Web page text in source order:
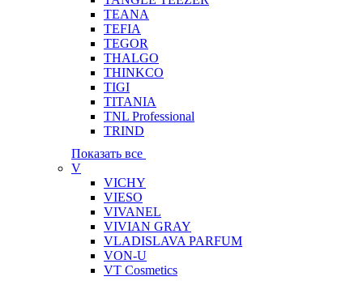
TEANA
TEFIA
TEGOR
THALGO
THINKCO
TIGI
TITANIA
TNL Professional
TRIND
Показать все
V
VICHY
VIESO
VIVANEL
VIVIAN GRAY
VLADISLAVA PARFUM
VON-U
VT Cosmetics